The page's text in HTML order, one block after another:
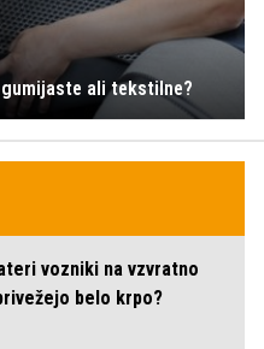
ali tekstilne?
vozniki na vzvratno
belo krpo?